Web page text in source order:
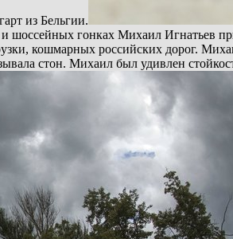
из Бельгии.
гонках Михаил Игнатьев
кошмарных российских дорог.
стон. Михаил был удивлен